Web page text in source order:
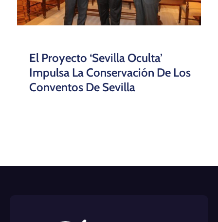
El Proyecto ‘Sevilla Oculta’
Impulsa La Conservación De Los
Conventos De Sevilla